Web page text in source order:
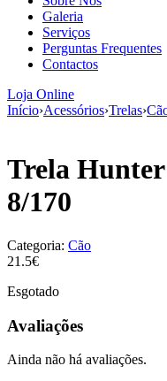
Galeria
Serviços
Perguntas Frequentes
Contactos
Loja Online
Início›Acessórios›Trelas›
Trela
8/170
Categoria: Cão
21.5€
Esgotado
Avaliações
Ainda não há avaliações.
aumenta a
probabilidade
de ver
conteúdo e
ofertas